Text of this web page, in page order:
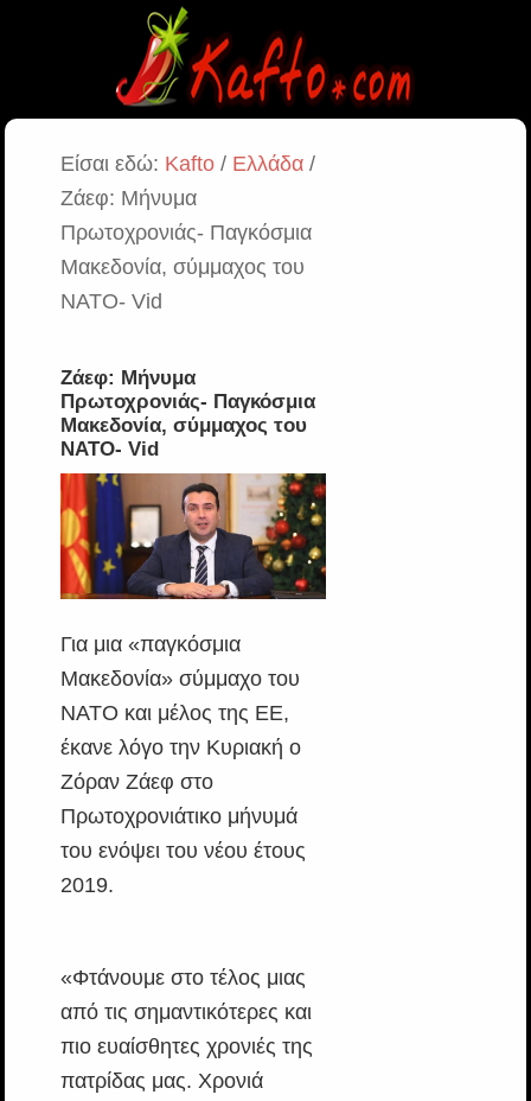
Είσαι εδώ: Kafto/ Ελλάδα/
Ζάεφ: Μήνυμα
Πρωτοχρονιάς- Παγκόσμια
Μακεδονία, σύμμαχος του
ΝΑΤΟ- Vid
Ζάεφ: Μήνυμα
Πρωτοχρονιάς- Παγκόσμια
Μακεδονία, σύμμαχος του
ΝΑΤΟ- Vid
Για μια «παγκόσμια
Μακεδονία» σύμμαχο του
ΝΑΤΟ και μέλος της ΕΕ,
έκανε λόγο την Κυριακή ο
Ζόραν Ζάεφ στο
Πρωτοχρονιάτικο μήνυμά
του ενόψει του νέου έτους
2019.
«Φτάνουμε στο τέλος μιας
από τις σημαντικότερες και
πιο ευαίσθητες χρονιές της
πατρίδας μας. Χρονιά